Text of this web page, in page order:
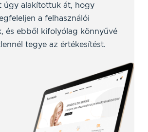
úgy alakítottuk át, hogy
a felhasználói
és ebből kifolyólag könnyűvé
tegye az értékesítést.